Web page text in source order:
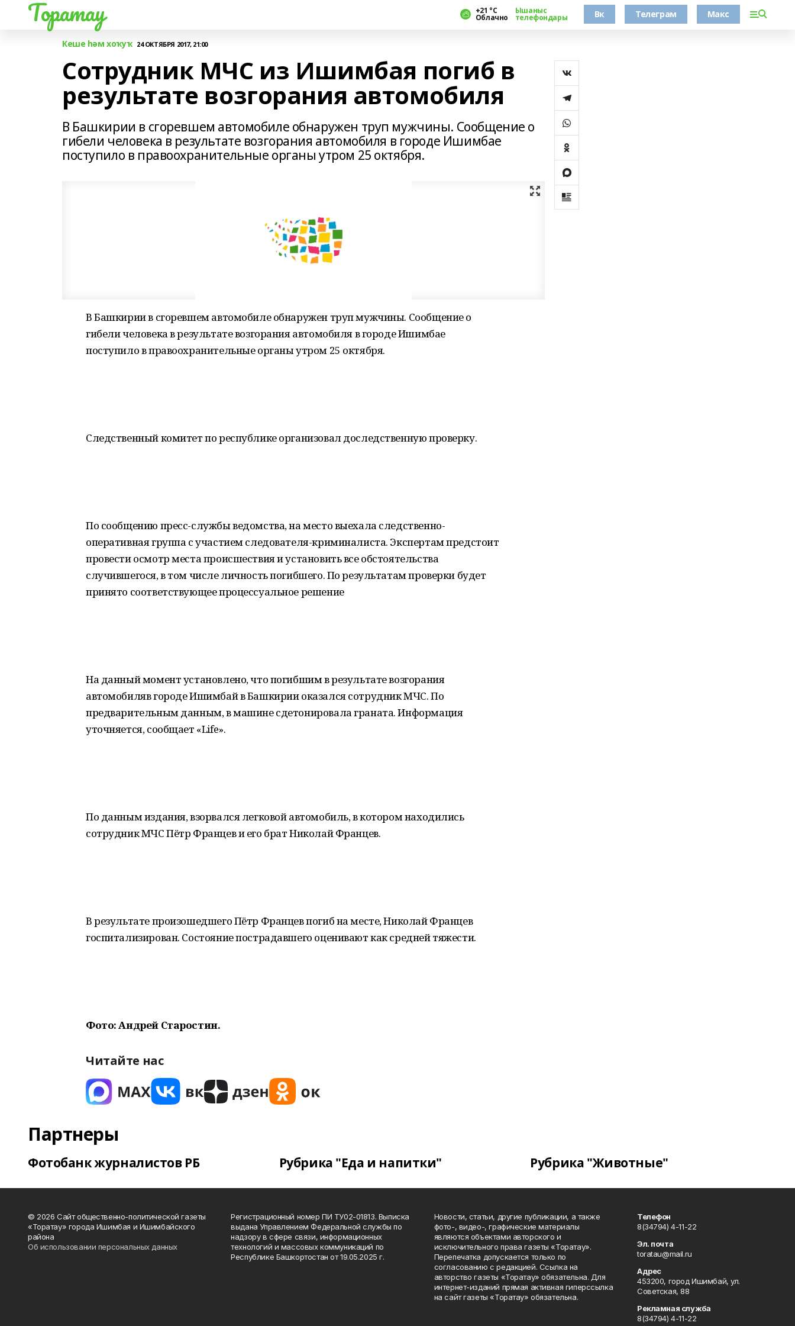
Торатау +21 °С
Облачно
Ышаныс
телефондары Вк Телеграм Макс
Кеше һәм хоҡуҡ 24 ОКТЯБРЯ 2017, 21:00
Сотрудник МЧС из Ишимбая погиб в
результате возгорания автомобиля
В Башкирии в сгоревшем автомобиле обнаружен труп мужчины. Сообщение о
гибели человека в результате возгорания автомобиля в городе Ишимбае
поступило в правоохранительные органы утром 25 октября.
В Башкирии в сгоревшем автомобиле обнаружен труп мужчины. Сообщение о
гибели человека в результате возгорания автомобиля в городе Ишимбае
поступило в правоохранительные органы утром 25 октября.
Следственный комитет по республике организовал доследственную проверку.
По сообщению пресс-службы ведомства, на место выехала следственно-
оперативная группа с участием следователя-криминалиста. Экспертам предстоит
провести осмотр места происшествия и установить все обстоятельства
случившегося, в том числе личность погибшего. По результатам проверки будет
принято соответствующее процессуальное решение
На данный момент установлено, что погибшим в результате возгорания
автомобиляв городе Ишимбай в Башкирии оказался сотрудник МЧС. По
предварительным данным, в машине сдетонировала граната. Информация
уточняется, сообщает «Life».
По данным издания, взорвался легковой автомобиль, в котором находились
сотрудник МЧС Пётр Францев и его брат Николай Францев.
В результате произошедшего Пётр Францев погиб на месте, Николай Францев
госпитализирован. Состояние пострадавшего оценивают как средней тяжести.
Фото: Андрей Старостин.
Читайте нас
Партнеры
Фотобанк журналистов РБ Рубрика "Еда и напитки" Рубрика "Животные"
© 2026 Сайт общественно-политической газеты
«Торатау» города Ишимбая и Ишимбайского
района
Об использовании персональных данных
Регистрационный номер ПИ ТУ02-01813. Выписка
выдана Управлением Федеральной службы по
надзору в сфере связи, информационных
технологий и массовых коммуникаций по
Республике Башкортостан от 19.05.2025 г.
Новости, статьи, другие публикации, а также
фото-, видео-, графические материалы
являются объектами авторского и
исключительного права газеты «Торатау».
Перепечатка допускается только по
согласованию с редакцией. Ссылка на
авторство газеты «Торатау» обязательна. Для
интернет-изданий прямая активная гиперссылка
на сайт газеты «Торатау» обязательна.
Телефон
8(34794) 4-11-22
Эл. почта
toratau@mail.ru
Адрес
453200, город Ишимбай, ул.
Советская, 88
Рекламная служба
8(34794) 4-11-22